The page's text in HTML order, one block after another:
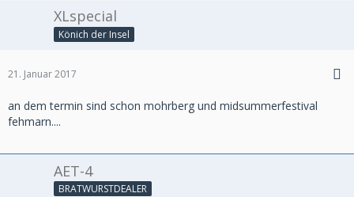
XLspecial
Könich der Insel
21. Januar 2017
an dem termin sind schon mohrberg und midsummerfestival
fehmarn....
AET-4
BRATWURSTDEALER